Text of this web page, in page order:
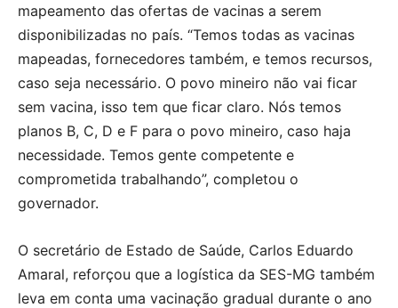
mapeamento das ofertas de vacinas a serem
disponibilizadas no país. “Temos todas as vacinas
mapeadas, fornecedores também, e temos recursos,
caso seja necessário. O povo mineiro não vai ficar
sem vacina, isso tem que ficar claro. Nós temos
planos B, C, D e F para o povo mineiro, caso haja
necessidade. Temos gente competente e
comprometida trabalhando”, completou o
governador.
O secretário de Estado de Saúde, Carlos Eduardo
Amaral, reforçou que a logística da SES-MG também
leva em conta uma vacinação gradual durante o ano